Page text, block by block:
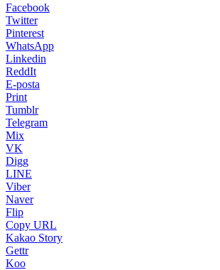
Facebook
Twitter
Pinterest
WhatsApp
Linkedin
ReddIt
E-posta
Print
Tumblr
Telegram
Mix
VK
Digg
LINE
Viber
Naver
Flip
Copy URL
Kakao Story
Gettr
Koo